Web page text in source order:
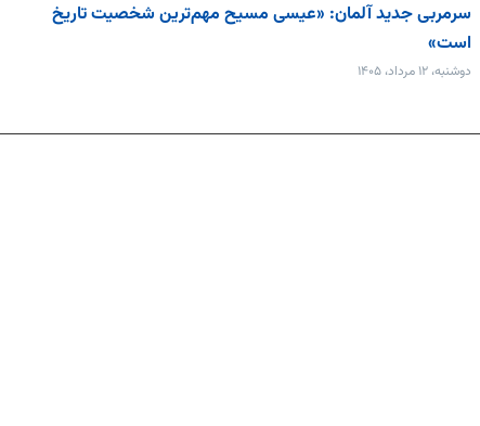
سرمربی جدید آلمان: «عیسی مسیح مهم‌ترین شخصیت تاریخ
است»
دوشنبه، ۱۲ مرداد، ۱۴۰۵